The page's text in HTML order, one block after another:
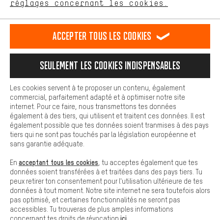
français english Deutsch español
RÉSILIER LE CONTRAT Communauté d'Aix-la-Chapelle
Programme d'affiliation Mentions Légales Protection des données
Conditions générales de vente Plateforme d'Alerte
Reprise des batteries Corepile Paramètres de cookies
Modifier le contraste
Tous les prix s'entendent en euros (MwSt hors) plus les
frais de portpour la livraison versÉtats-Unis.
réglages concernant les cookies.
est plus confortable. Avec les cookies de confort, nous
Nous pouvons ainsi mettre à ta disposition d'autres contenus et
informations utiles. De plus, tu as la possibilité d'utiliser des
facilement les bons produits. Par exemple, nous proposons une
facilement aux questions.
Cookies de base
Les cookies de base garantissent que tu puisses utiliser les
fonctions de notre site web.
Accepter tous les cookies
Seulement les cookies indispensables
Les cookies servent à te proposer un contenu, également
commercial, parfaitement adapté et à optimiser notre site
internet. Pour ce faire, nous transmettons tes données
également à des tiers, qui utilisent et traitent ces données. Il est
également possible que tes données soient tranmises à des pays
tiers qui ne sont pas touchés par la législation européenne et
sans garantie adéquate.
En acceptant tous les cookies , tu acceptes également que tes
données soient transférées à et traitées dans des pays tiers. Tu
peux retirer ton consentement pour l'utilisation ultérieure de tes
données à tout moment. Notre site internet ne sera toutefois alors
pas optimisé, et certaines fonctionnalités ne seront pas
accessibles. Tu trouveras de plus amples informations
concernant tes droits de révocation ici